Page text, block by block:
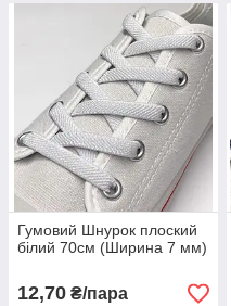
Гумовий Шнурок плоский
білий 70см (Ширина 7 мм)
12,70 ₴/пара